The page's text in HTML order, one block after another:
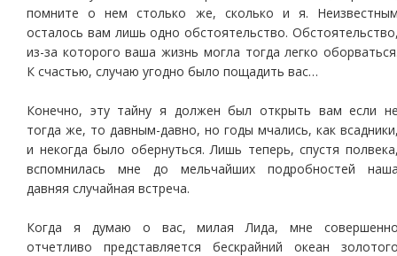
помните о нем столько же, сколько и я.
осталось вам лишь одно обстоятельство.
из-за которого ваша жизнь могла тогда легко
К счастью, случаю угодно было пощадить вас…
Конечно, эту тайну я должен был открыть вам если
тогда же, то давным-давно, но годы мчались, как
и некогда было обернуться. Лишь теперь, спустя
вспомнилась мне до мельчайших подробностей
давняя случайная встреча.
Когда я думаю о вас, милая Лида, мне
отчетливо представляется бескрайний океан